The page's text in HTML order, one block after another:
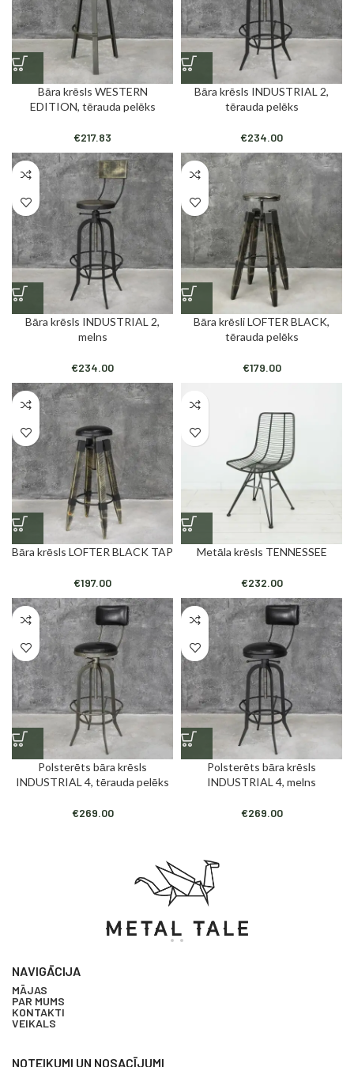
Bāra krēsls WESTERN
EDITION, tērauda pelēks
€217.83
Bāra krēsls INDUSTRIAL 2,
tērauda pelēks
€234.00
Bāra krēsls INDUSTRIAL 2,
melns
€234.00
Bāra krēsli LOFTER BLACK,
tērauda pelēks
€179.00
Bāra krēsls LOFTER BLACK TAP
€197.00
Metāla krēsls TENNESSEE
€232.00
Polsterēts bāra krēsls
INDUSTRIAL 4, tērauda pelēks
€269.00
Polsterēts bāra krēsls
INDUSTRIAL 4, melns
€269.00
NAVIGĀCIJA
MĀJAS
PAR MUMS
KONTAKTI
VEIKALS
NOTEIKUMI UN NOSACĪJUMI